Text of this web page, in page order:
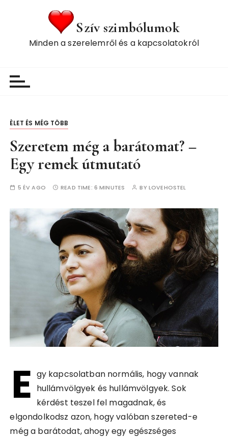
Szív szimbólumok
Minden a szerelemről és a kapcsolatokról
ÈLET ÉS MÉG TÖBB
Szeretem még a barátomat? –
Egy remek útmutató
5 ÉV AGO READ TIME: 6 MINUTES BYLOVEHOSTEL
E gy kapcsolatban normális, hogy vannak
hullámvölgyek és hullámvölgyek. Sok
kérdést teszel fel magadnak, és
elgondolkodsz azon, hogy valóban szereted-e
még a barátodat, ahogy egy egészséges